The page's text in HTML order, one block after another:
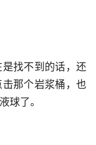
找不到的话，还
那个岩浆桶，也
球了。